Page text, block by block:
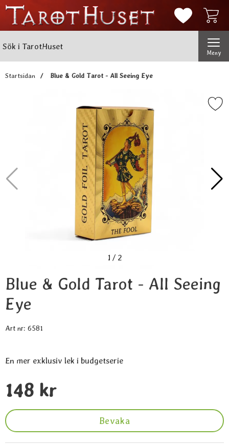
Mina
Meny
Startsidan Blue & Gold Tarot - All Seeing Eye
Markera blue & Gold Tarot -
1 / 2
Blue & Gold Tarot - All Seeing
Eye
Art nr: 6581
En mer exklusiv lek i budgetserie
pris
148 kr
Bevaka